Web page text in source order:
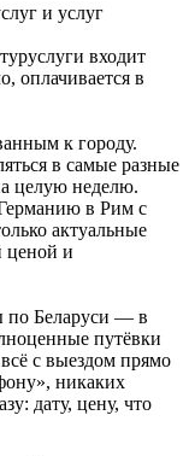
и услуг
входит
оплачивается в
к городу.
в самые разные
целую неделю.
в Рим с
актуальные
ценой и
по Беларуси — в
путёвки
с выездом прямо
никаких
дату, цену, что